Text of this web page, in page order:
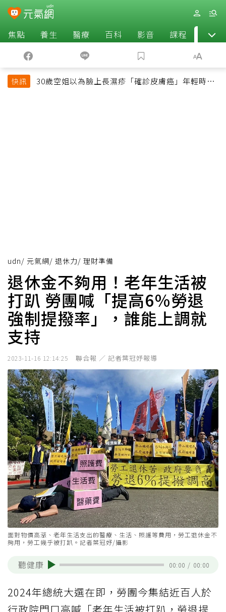
焦點 養生 醫療 百科 影音 課程 退休
快訊
30歲空姐以為臉上長濕疹「確診皮膚癌」年輕時一
udn/ 元氣網/ 退休力/ 理財準備
退休金不夠用！老年生活被
打趴 勞團喊「提高6％勞退
強制提撥率」，誰能上調就
支持
2023-11-16 12:14:25 聯合報 ／ 記者葉冠妤報導
面對物價高漲、老年生活支出的醫療、生活、照護等費用，勞工退休金不
夠用，勞工幾乎被打趴。記者葉冠妤/攝影
聽健康 00:00 / 00:00
2024年總統大選在即，勞團今集結近百人於
行政院門口高喊「老年生活被打趴，勞退提